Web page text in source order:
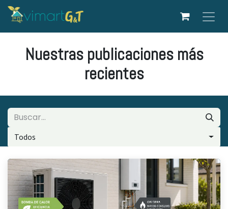
Ir al contenido
Nuestras publicaciones más
recientes
Todos